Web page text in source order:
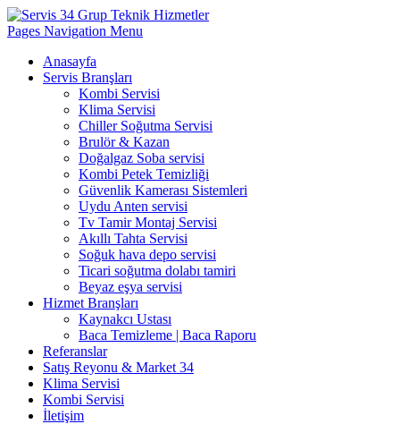
Pages Navigation Menu
Anasayfa
Servis Branşları
Kombi Servisi
Klima Servisi
Chiller Soğutma Servisi
Brulör & Kazan
Doğalgaz Soba servisi
Kombi Petek Temizliği
Güvenlik Kamerası Sistemleri
Uydu Anten servisi
Tv Tamir Montaj Servisi
Akıllı Tahta Servisi
Soğuk hava depo servisi
Ticari soğutma dolabı tamiri
Beyaz eşya servisi
Hizmet Branşları
Kaynakcı Ustası
Baca Temizleme | Baca Raporu
Referanslar
Satış Reyonu & Market 34
Klima Servisi
Kombi Servisi
İletişim